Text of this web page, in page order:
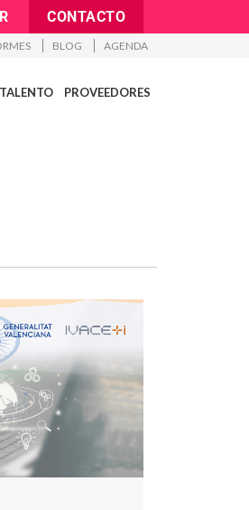
CONTACTO
BLOG AGENDA
TALENTO PROVEEDORES